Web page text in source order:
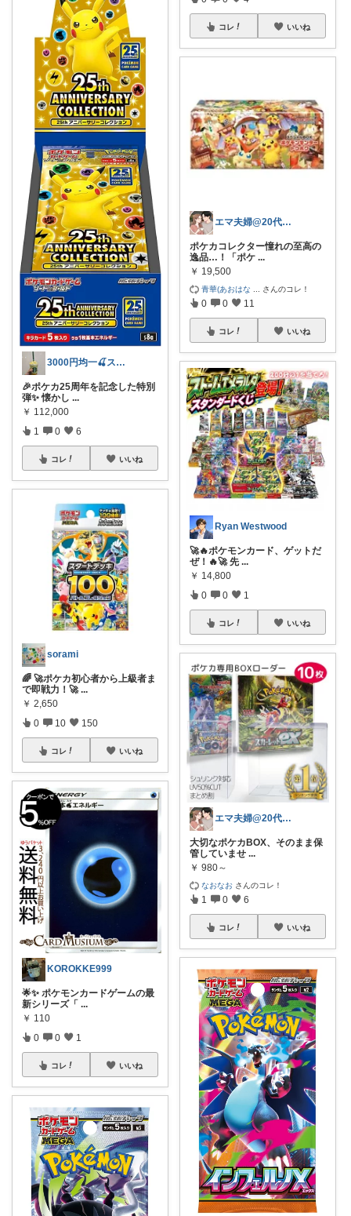
3000円均一🍒スリセン🍒
🎉ポケカ25周年を記念した特別
弾✨ 懐かし ...
￥ 112,000
1 0 6
コレ いいね
sorami
🌈 🚀ポケカ初心者から上級者ま
で即戦力！🚀 ...
￥ 2,650
0 10 150
コレ いいね
KOROKKE999
🌟✨ ポケモンカードゲームの最
新シリーズ「 ...
￥ 110
0 0 1
コレ いいね
コレ いいね
エマ夫婦@20代共働き
ポケカコレクター憧れの至高の
逸品…！「ポケ ...
￥ 19,500
青華(あおはな さんのコレ！
0 0 11
コレ いいね
Ryan Westwood
🚀🔥ポケモンカード、ゲットだ
ぜ！🔥🚀 先 ...
￥ 14,800
0 0 1
コレ いいね
エマ夫婦@20代共働き
大切なポケカBOX、そのまま保
管していませ ...
￥ 980～
なおなお さんのコレ！
1 0 6
コレ いいね